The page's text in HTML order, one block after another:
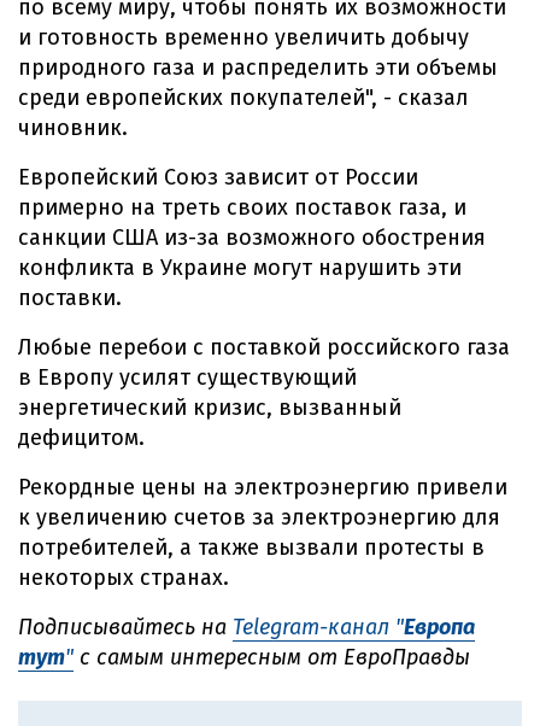
по всему миру, чтобы понять их возможности
и готовность временно увеличить добычу
природного газа и распределить эти объемы
среди европейских покупателей", - сказал
чиновник.
Европейский Союз зависит от России
примерно на треть своих поставок газа, и
санкции США из-за возможного обострения
конфликта в Украине могут нарушить эти
поставки.
Любые перебои с поставкой российского газа
в Европу усилят существующий
энергетический кризис, вызванный
дефицитом.
Рекордные цены на электроэнергию привели
к увеличению счетов за электроэнергию для
потребителей, а также вызвали протесты в
некоторых странах.
Подписывайтесь на Telegram-канал "Европа
тут" с самым интересным от ЕвроПравды